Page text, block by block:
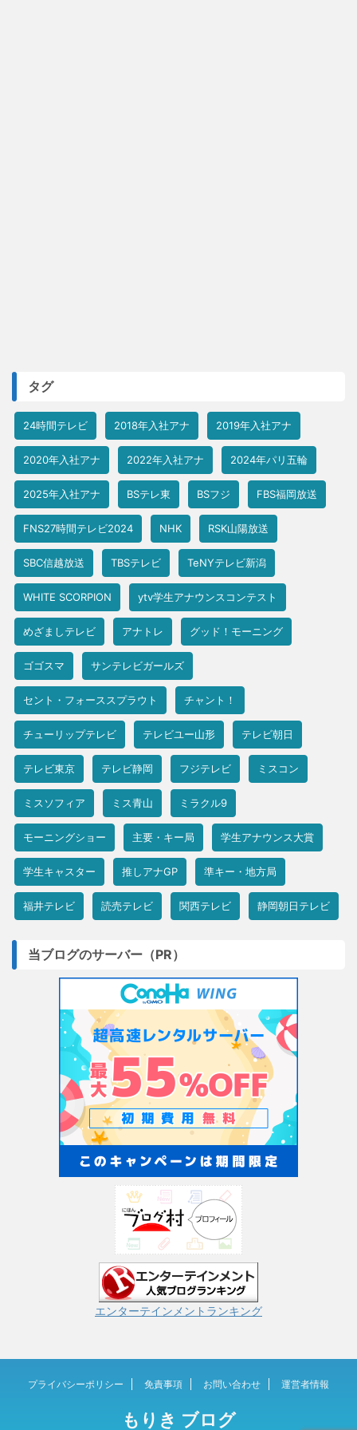
タグ
24時間テレビ 2018年入社アナ 2019年入社アナ
2020年入社アナ 2022年入社アナ 2024年パリ五輪
2025年入社アナ BSテレ東 BSフジ FBS福岡放送
FNS27時間テレビ2024 NHK RSK山陽放送
SBC信越放送 TBSテレビ TeNYテレビ新潟
WHITE SCORPION ytv学生アナウンスコンテスト
めざましテレビ アナトレ グッド！モーニング
ゴゴスマ サンテレビガールズ
セント・フォーススプラウト チャント！
チューリップテレビ テレビユー山形 テレビ朝日
テレビ東京 テレビ静岡 フジテレビ ミスコン
ミスソフィア ミス青山 ミラクル9
モーニングショー 主要・キー局 学生アナウンス大賞
学生キャスター 推しアナGP 準キー・地方局
福井テレビ 読売テレビ 関西テレビ 静岡朝日テレビ
当ブログのサーバー（PR）
エンターテインメントランキング
プライバシーポリシー 免責事項 お問い合わせ 運営者情報
もりき ブログ